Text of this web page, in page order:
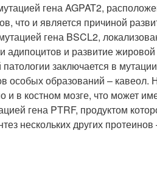
гена AGPAT2,
и является причиной
гена BSCL2,
и развитие жировой
заключается в
образований – кавеол.
в костном мозге, что может
гена PTRF, продуктом
нескольких других